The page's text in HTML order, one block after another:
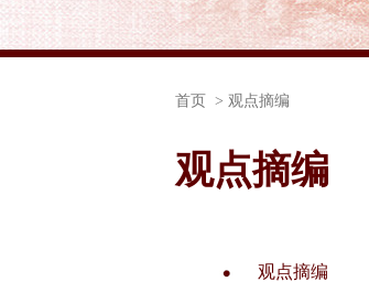
首页 > 观点摘编
观点摘编
观点摘编